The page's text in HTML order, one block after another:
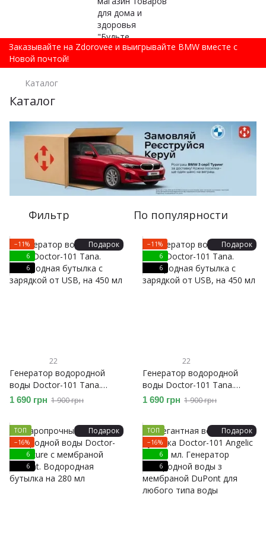
Заказывайте на Zdorovee и выигрывайте BMW вместе с
Новой почтой!
Каталог
Каталог
Фильтр По популярности
Подарок
−11%
6
6
22
Генератор водородной
воды Doctor-101 Tana.
Водородная бутылка с
зарядкой от USB, на 450 мл
1 690 грн 1 900 грн
Подарок
−11%
6
6
22
Генератор водородной
воды Doctor-101 Tana.
Водородная бутылка с
зарядкой от USB, на 450 мл
1 690 грн 1 900 грн
Подарок
ТОП
−16%
6
6
Подарок
ТОП
−16%
6
6